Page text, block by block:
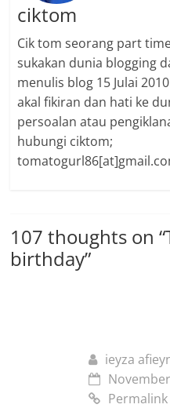
ciktom
Cik tom seorang part
sukakan dunia blogging
menulis blog 15 Julai
akal fikiran dan hati ke
persoalan atau
hubungi ciktom;
107 thoughts on “
birthday”
ieyza
Permalink